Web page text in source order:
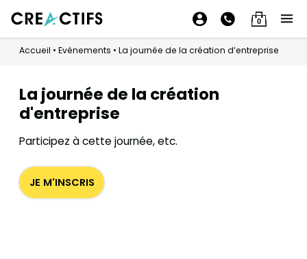
0
Accueil • Evénements • La journée de la création d’entreprise
La journée de la création
d'entreprise
Participez à cette journée, etc.
JE M'INSCRIS